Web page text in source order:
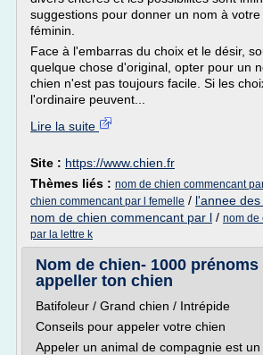
suggestions pour donner un nom à
féminin.
Face à l'embarras du choix et le désir,
quelque chose d'original, opter pour un
chien n'est pas toujours facile. Si les
l'ordinaire peuvent...
Lire la suite
Site : https://www.chien.fr
Thèmes liés : nom de chien commencant par
chien commencant par l femelle / l'annee
nom de chien commencant par l / nom de
par la lettre k
Nom de chien- 1000
appeller ton chien
Batifoleur / Grand chien / Intrépide
Conseils pour appeler votre chien
Appeler un animal de compagnie est